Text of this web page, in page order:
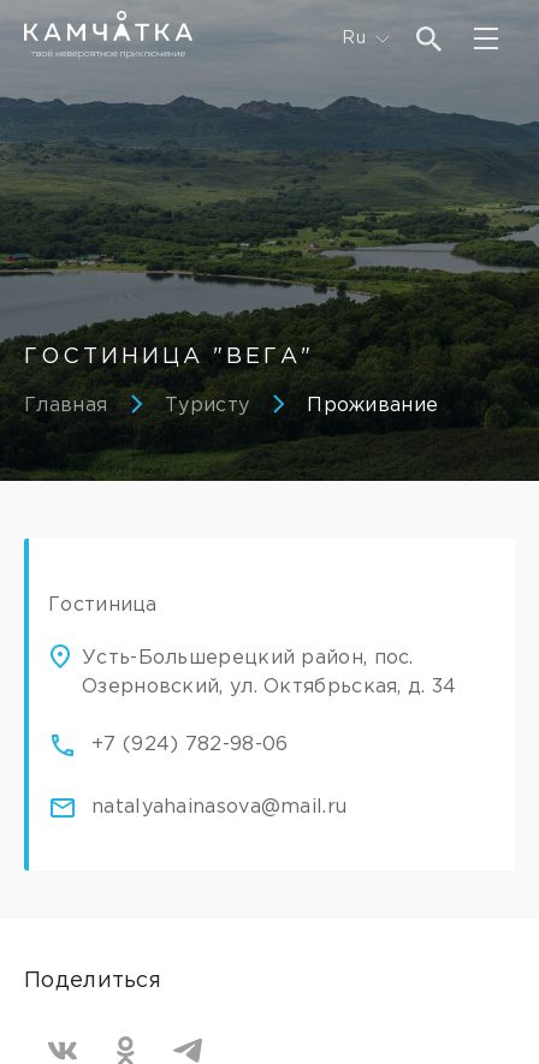
Ru
ГОСТИНИЦА "ВЕГА"
Главная Туристу Проживание
Гостиница
Усть-Большерецкий район, пос.
Озерновский, ул. Октябрьская, д. 34
+7 (924) 782-98-06
natalyahainasova@mail.ru
Поделиться